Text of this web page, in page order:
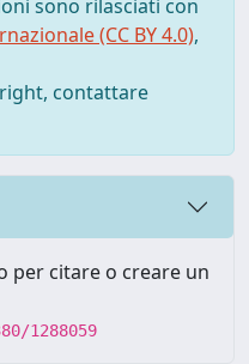
sono rilasciati con
(CC BY 4.0),
contattare
per citare o creare un
1288059